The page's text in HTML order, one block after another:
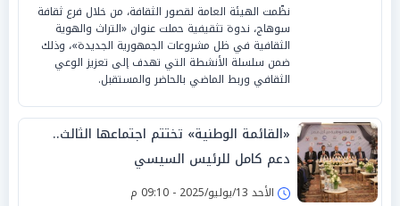
نظّمت الهيئة العامة لقصور الثقافة، من خلال فرع ثقافة
سوهاج، ندوة تثقيفية حملت عنوان «التراث والهوية
الثقافية في ظل مشروعات الجمهورية الجديدة»، وذلك
ضمن سلسلة الأنشطة التي تهدف إلى تعزيز الوعي
الثقافي وربط الماضي بالحاضر والمستقبل.
«القائمة الوطنية» تختتم اجتماعها الثالث..
دعم كامل للرئيس السيسي
الأحد 13/يوليو/2025 - 09:10 م